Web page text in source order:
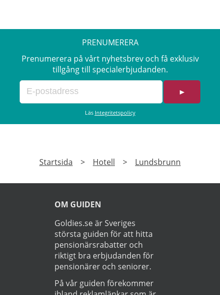
PRENUMERERA
Prenumerera på vårt nyhetsbrev och få exklusiv
tillgång till specialerbjudanden.
►
Läs Integritetspolicy
Startsida > Hotell > Lundsbrunn
OM GUIDEN
Goldies.se är Sveriges
största guiden för att hitta
pensionärsrabatter och
riktigt bra erbjudanden för
pensionärer och seniorer.
På vår guiden förekommer